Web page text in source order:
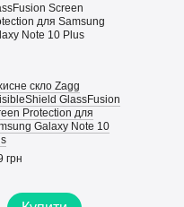
скло Zagg
GlassFusion
Protection для
Galaxy Note 10
грн